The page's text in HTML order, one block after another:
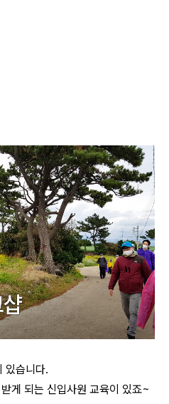
있습니다.
게 되는 신입사원 교육이 있죠~